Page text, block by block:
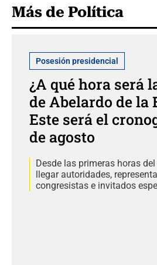
Más de Política
Posesión presidencial
¿A qué hora será
de Abelardo de la
Este será el
de agosto
Desde las primeras horas
llegar autoridades,
congresistas e invitados